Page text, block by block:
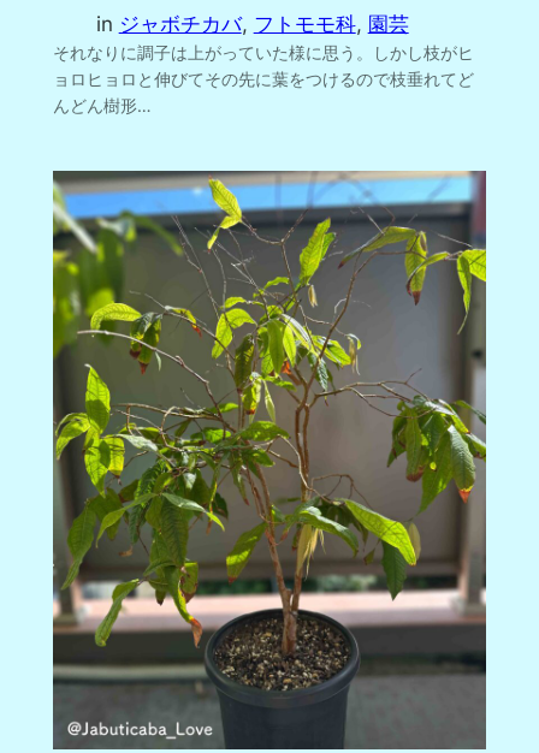
in ジャボチカバ, フトモモ科, 園芸
それなりに調子は上がっていた様に思う。しかし枝がヒ
ョロヒョロと伸びてその先に葉をつけるので枝垂れてど
んどん樹形…